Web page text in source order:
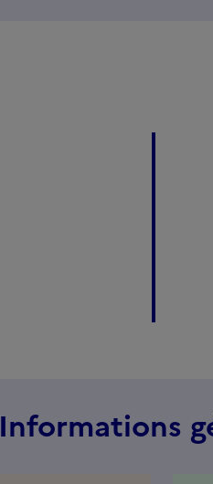
Informations